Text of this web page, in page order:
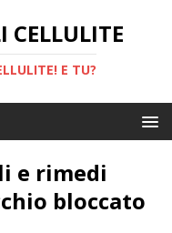
CELLULITE
E TU?
e rimedi
bloccato